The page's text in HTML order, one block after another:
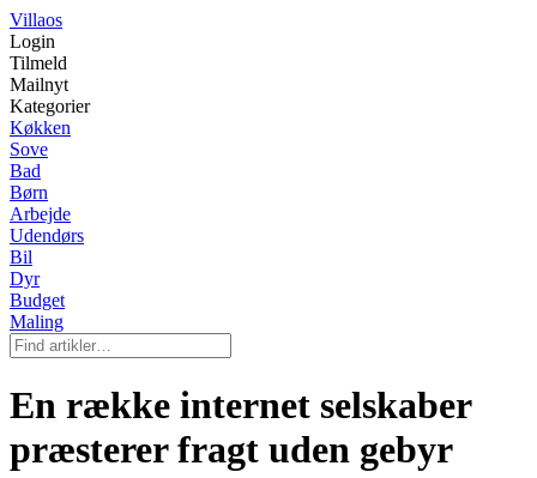
Villaos
Login
Tilmeld
Mailnyt
Kategorier
Køkken
Sove
Bad
Børn
Arbejde
Udendørs
Bil
Dyr
Budget
Maling
En række internet selskaber
præsterer fragt uden gebyr